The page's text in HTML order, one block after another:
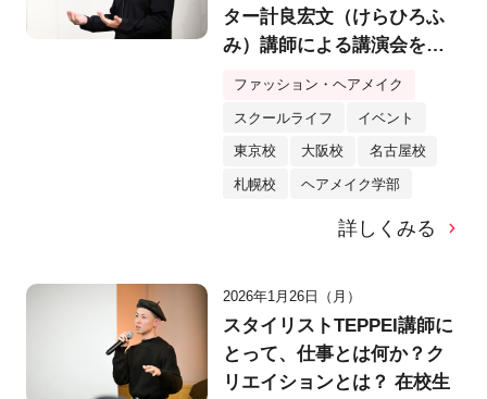
ター計良宏文（けらひろふ
み）講師による講演会を実
ファッション・ヘアメイク
スクールライフ イベント
東京校 大阪校 名古屋校
札幌校 ヘアメイク学部
詳しくみる
2026年1月26日（月）
スタイリストTEPPEI講師に
とって、仕事とは何か？ク
リエイションとは？ 在校生